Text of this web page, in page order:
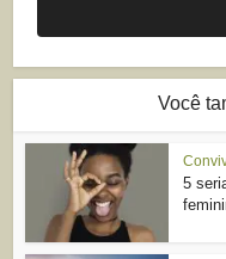
Você
5